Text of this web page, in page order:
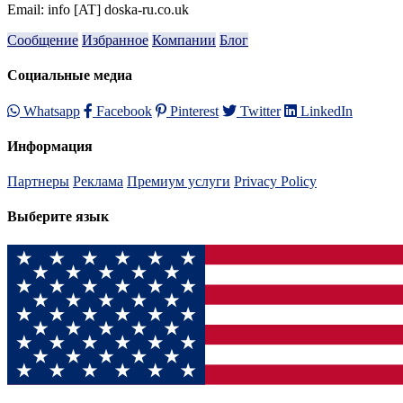
Email: info [AT] doska-ru.co.uk
Сообщение Избранное Компании Блог
Социальные медиа
Whatsapp Facebook Pinterest Twitter LinkedIn
Информация
Партнеры Реклама Премиум услуги Privacy Policy
Выберите язык